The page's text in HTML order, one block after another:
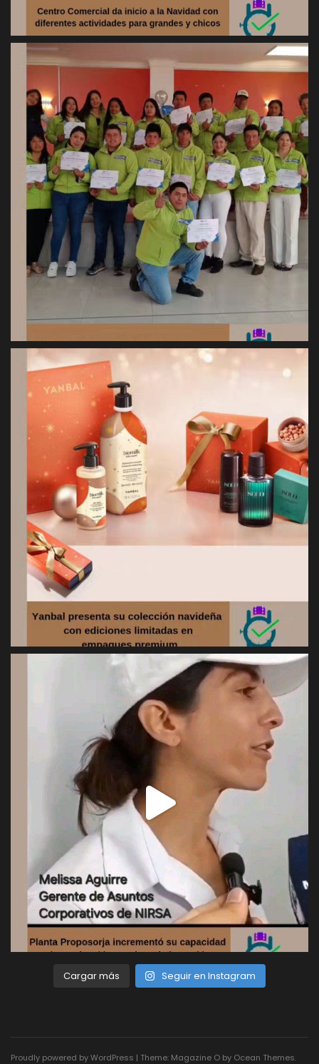
Cargar más Seguir en Instagram
Proudly powered by WordPress | Theme: Magazine O by Ocean Themes.